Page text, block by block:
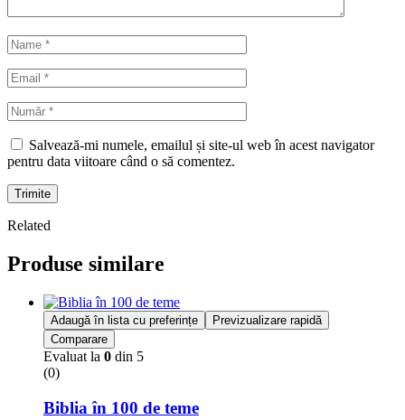
Salvează-mi numele, emailul și site-ul web în acest navigator
pentru data viitoare când o să comentez.
Trimite
Related
Produse similare
Adaugă în lista cu preferințe
Previzualizare rapidă
Comparare
Evaluat la 0 din 5
(0)
Biblia în 100 de teme